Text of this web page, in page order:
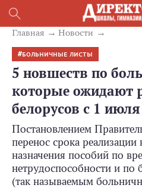
Главная Новости
БОЛЬНИЧНЫЕ ЛИСТЫ
5 новшеств по
которые ожидают
белорусов с 1
Постановлением
перенос срока
назначения пособий по
нетрудоспособности и по
(так называемым